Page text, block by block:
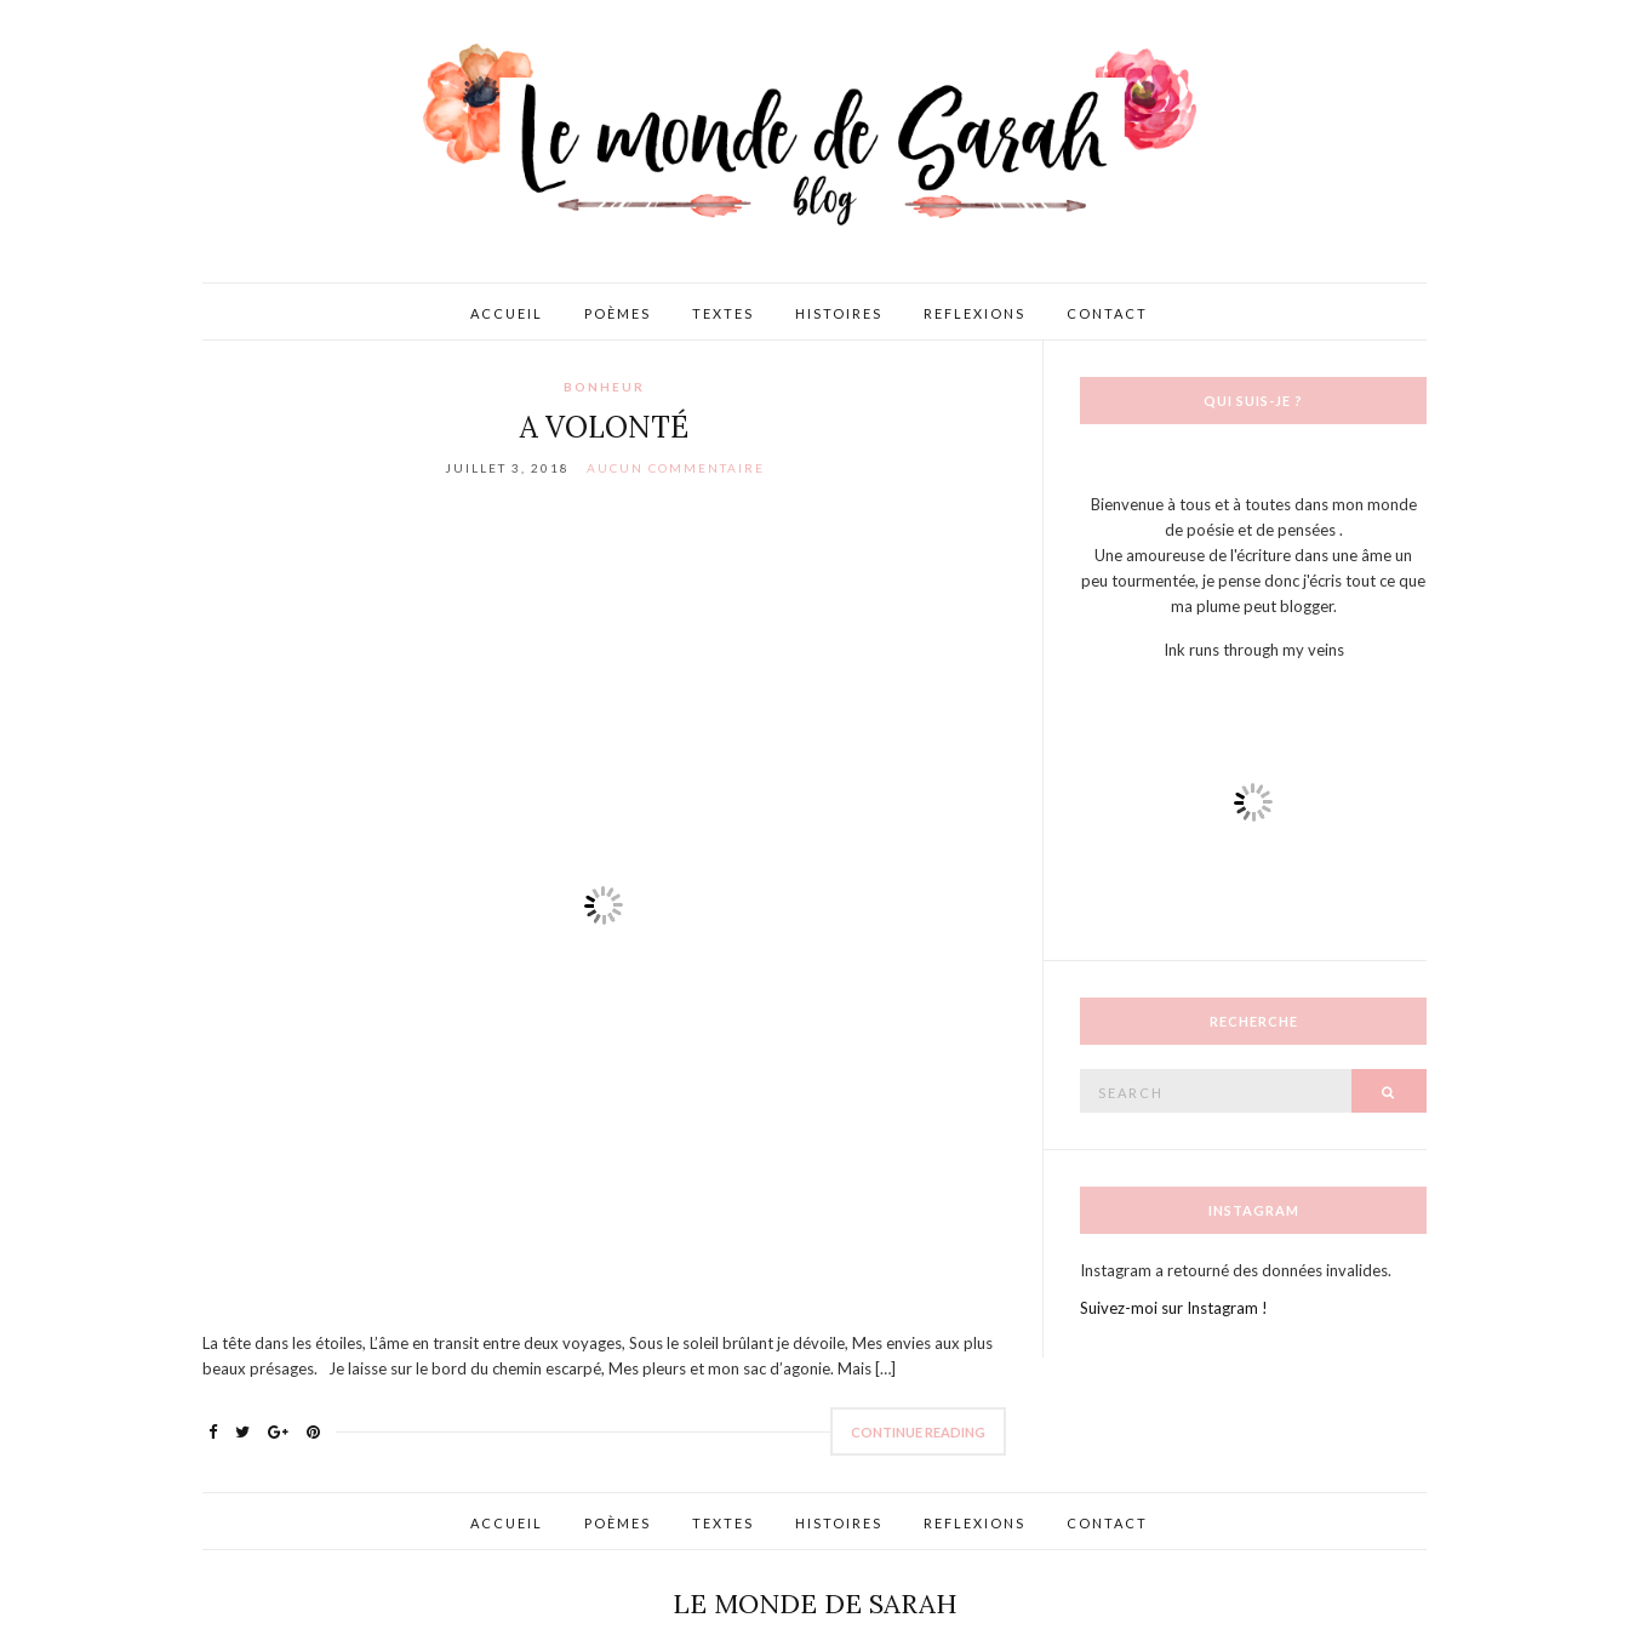
ACCUEIL POÈMES TEXTES HISTOIRES REFLEXIONS CONTACT
BONHEUR
A VOLONTÉ
JUILLET 3, 2018 AUCUN COMMENTAIRE
La tête dans les étoiles, L’âme en transit entre deux voyages, Sous le soleil brûlant je dévoile, Mes envies aux plus
beaux présages. Je laisse sur le bord du chemin escarpé, Mes pleurs et mon sac d’agonie. Mais […]
CONTINUE READING
QUI SUIS-JE ?
Bienvenue à tous et à toutes dans mon monde
de poésie et de pensées .
Une amoureuse de l'écriture dans une âme un
peu tourmentée, je pense donc j'écris tout ce que
ma plume peut blogger.
Ink runs through my veins
RECHERCHE
INSTAGRAM
Instagram a retourné des données invalides.
Suivez-moi sur Instagram !
ACCUEIL POÈMES TEXTES HISTOIRES REFLEXIONS CONTACT
LE MONDE DE SARAH